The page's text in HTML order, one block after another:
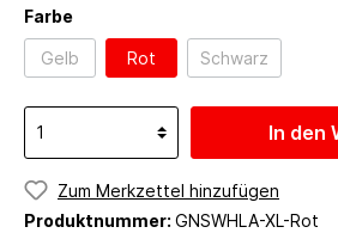
Farbe
Gelb Rot Schwarz
In den
Zum Merkzettel hinzufügen
Produktnummer: GNSWHLA-XL-Rot